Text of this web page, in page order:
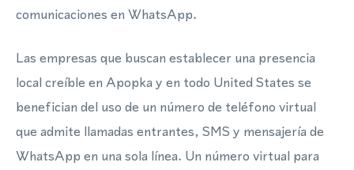
comunicaciones en WhatsApp.
Las empresas que buscan establecer una presencia
local creíble en Apopka y en todo United States se
benefician del uso de un número de teléfono virtual
que admite llamadas entrantes, SMS y mensajería de
WhatsApp en una sola línea. Un número virtual para